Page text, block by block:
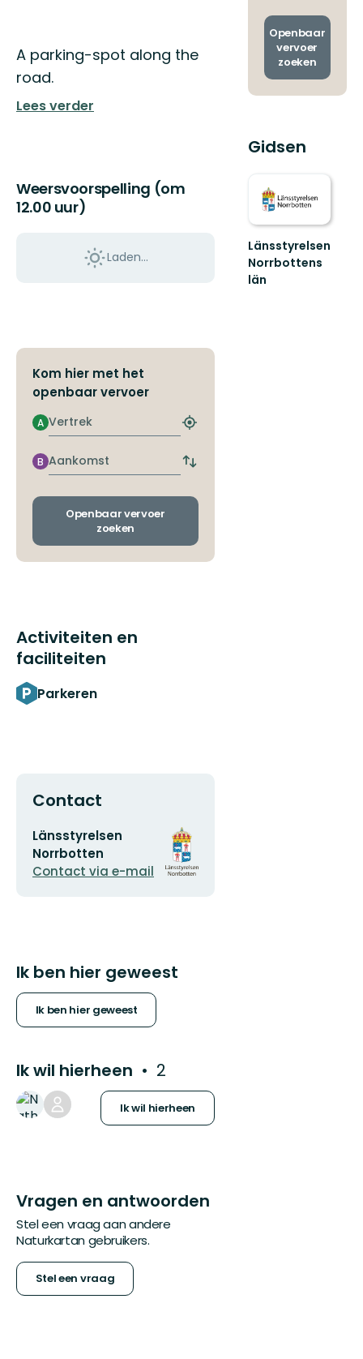
Omschrijving
A parking-spot along the
road.
Lees verder
Weersvoorspelling (om
12.00 uur)
Laden…
Kom hier met het
openbaar vervoer
Vertrek
A
Zoek
dichtstbijzijnde
halte
Aankomst
B
Wissel
en
Openbaar vervoer
zoeken
Activiteiten en
faciliteiten
Parkeren
Contact
E-
mailadres
Länsstyrelsen
Norrbotten
Contact via e-mail
Organisatie-
logotype
Ik ben hier geweest
Ik ben hier geweest
Ik wil hierheen 2
Ik wil hierheen
Vragen en antwoorden
Stel een vraag aan andere
Naturkartan gebruikers.
Stel een vraag
en
Openbaar
vervoer
zoeken
Gidsen
Länsstyrelsen
Norrbottens
län